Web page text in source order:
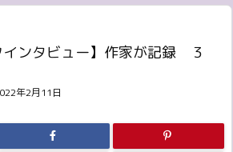
ンタビュー】作家が記録 ３
年2月11日